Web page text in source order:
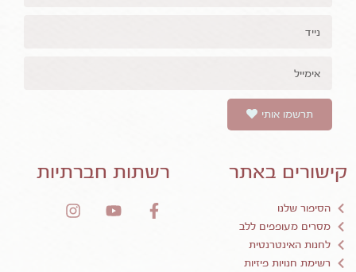
רשתות חברתיות קישורים באתר
הסיפור שלנו
מסרים מעופפים ללב
לחנות האינטרנטית
רשימת חנויות פיזיות
תרשמו אותי